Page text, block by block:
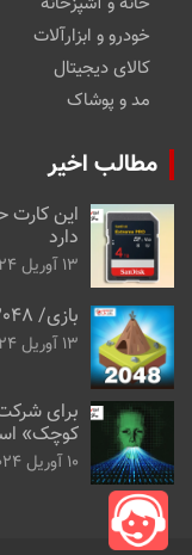
خودرو و ابزارآلات
کالای دیجیتال
مد و پوشاک
مطالب اخیر
دارد
13 آوریل 2024
بازی/ Age of 2048؛ بزرگ‌ترین تمدن جهان را بسازید
13 آوریل 2024
برای
کوچک»
10 آوریل 2024